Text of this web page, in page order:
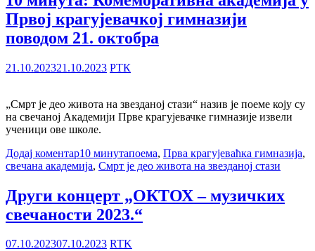
Првој крагујевачкој гимназији
поводом 21. октобра
21.10.202321.10.2023 РТК
„Смрт је део живота на звезданој стази“ назив је поеме коју су
на свечаној Академији Прве крагујевачке гимназије извели
ученици ове школе.
Додај коментар10 минутапоема, Прва крагујеваћка гимназија,
свечана академија, Смрт је део живота на звезданој стази
Други концерт „ОКТОХ – музичких
свечаности 2023.“
07.10.202307.10.2023 RTK